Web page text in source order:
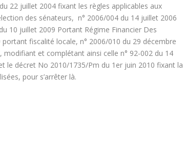
22 juillet 2004 fixant les règles applicables aux
des sénateurs, n° 2006/004 du 14 juillet 2006
10 juillet 2009 Portant Régime Financier Des
fiscalité locale, n° 2006/010 du 29 décembre
modifiant et complétant ainsi celle n° 92-002 du 14
le décret No 2010/1735/Pm du 1er juin 2010 fixant la
pour s’arrêter là.